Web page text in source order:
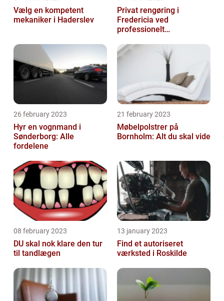
Vælg en kompetent
mekaniker i Haderslev
Privat rengøring i
Fredericia ved
professionelt
26 february 2023
Hyr en vognmand i
Sønderborg: Alle
fordelene
21 february 2023
Møbelpolstrer på
Bornholm: Alt du skal vide
08 february 2023
DU skal nok klare den tur
til tandlægen
13 january 2023
Find et autoriseret
værksted i Roskilde